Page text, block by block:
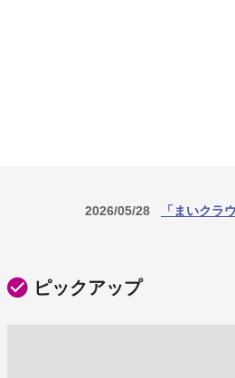
2026/05/28
「まいクラ
ピックアップ